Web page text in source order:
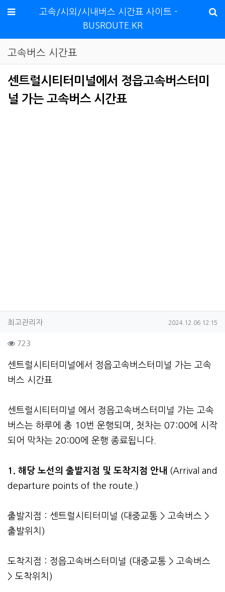
메뉴
고속/시외/시내버스 시간표 사이트 -
BUSROUTE.KR
고속버스 시간표
센트럴시티터미널에서 정읍고속버스터미
널 가는 고속버스 시간표
작성자 정보
최고관리자작성 작성일
2024.12.06 12:15
컨텐츠 정보
723
본문
센트럴시티터미널에서 정읍고속버스터미널 가는 고속
버스 시간표
센트럴시티터미널 에서 정읍고속버스터미널 가는 고속
버스는 하루에 총 10번 운행되며, 첫차는 07:00에 시작
되어 막차는 20:00에 운행 종료됩니다.
1. 해당 노선의 출발지점 및 도착지점 안내 (Arrival and
departure points of the route.)
출발지점 : 센트럴시티터미널 (대중교통 > 고속버스 >
출발위치)
도착지점 : 정읍고속버스터미널 (대중교통 > 고속버스
> 도착위치)